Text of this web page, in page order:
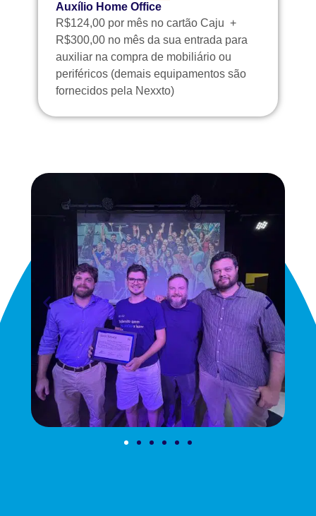
Auxílio Home Office
R$124,00 por mês no cartão Caju +
R$300,00 no mês da sua entrada para
auxiliar na compra de mobiliário ou
periféricos (demais equipamentos são
fornecidos pela Nexxto)